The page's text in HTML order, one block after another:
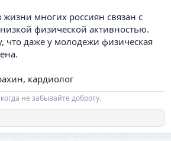
многих россиян связан с
физической активностью.
что даже у молодежи физическая
кардиолог
не забывайте доброту.